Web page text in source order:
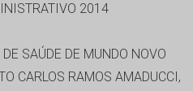
2014
SAÚDE DE MUNDO NOVO
CARLOS RAMOS AMADUCCI,